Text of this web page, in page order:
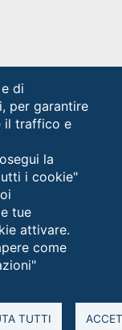
di
per garantire
il traffico e
la
i cookie"
tue
attivare.
come
TUTTI
89/91 •